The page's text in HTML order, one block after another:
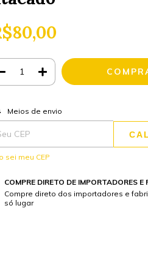
para o CEP:
Meios de envio
sei meu CEP
COMPRE DIRETO DE IMPORTADORES E
Compre direto dos importadores e
só lugar